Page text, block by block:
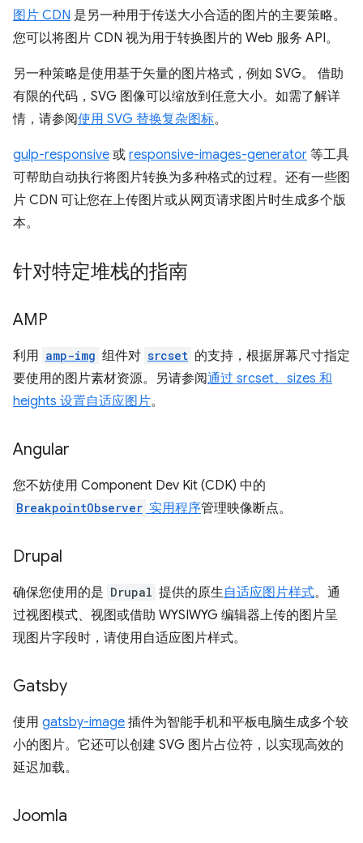
图片 CDN 是另一种用于传送大小合适的图片的主要策略。
您可以将图片 CDN 视为用于转换图片的 Web 服务 API。
另一种策略是使用基于矢量的图片格式，例如 SVG。 借助
有限的代码，SVG 图像可以缩放到任意大小。如需了解详
情，请参阅使用 SVG 替换复杂图标。
gulp-responsive 或 responsive-images-generator 等工具
可帮助自动执行将图片转换为多种格式的过程。还有一些图
片 CDN 可让您在上传图片或从网页请求图片时生成多个版
本。
针对特定堆栈的指南
AMP
利用 amp-img 组件对 srcset 的支持，根据屏幕尺寸指定
要使用的图片素材资源。另请参阅通过 srcset、sizes 和
heights 设置自适应图片。
Angular
您不妨使用 Component Dev Kit (CDK) 中的
BreakpointObserver 实用程序管理映像断点。
Drupal
确保您使用的是 Drupal 提供的原生自适应图片样式。通
过视图模式、视图或借助 WYSIWYG 编辑器上传的图片呈
现图片字段时，请使用自适应图片样式。
Gatsby
使用 gatsby-image 插件为智能手机和平板电脑生成多个较
小的图片。它还可以创建 SVG 图片占位符，以实现高效的
延迟加载。
Joomla